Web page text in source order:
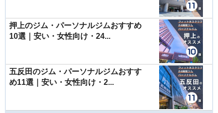
押上のジム・パーソナルジムおすすめ
10選｜安い・女性向け・24...
五反田のジム・パーソナルジムおすす
め11選｜安い・女性向け・2...